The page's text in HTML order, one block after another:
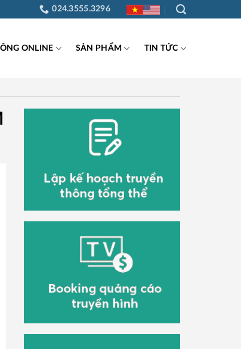
024.3555.3296
ONLINE SẢN PHẨM TIN TỨC